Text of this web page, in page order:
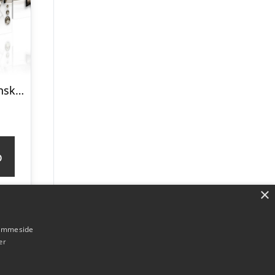
ARTGEIST verdenskort, 5-delt – Metal World Map II – Flere størrelser 100×50
×